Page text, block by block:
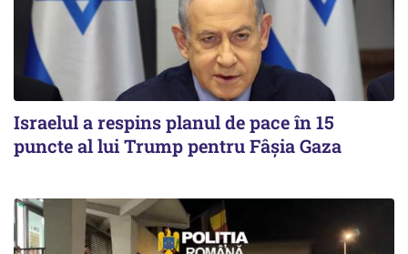
Israelul a respins planul de pace în 15
puncte al lui Trump pentru Fâșia Gaza